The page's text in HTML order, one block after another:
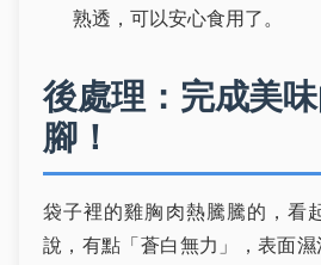
熟透，可以安心食用了。
後處理：完成美
腳！
袋子裡的雞胸肉熱騰騰的，看
說，有點「蒼白無力」，表面濕